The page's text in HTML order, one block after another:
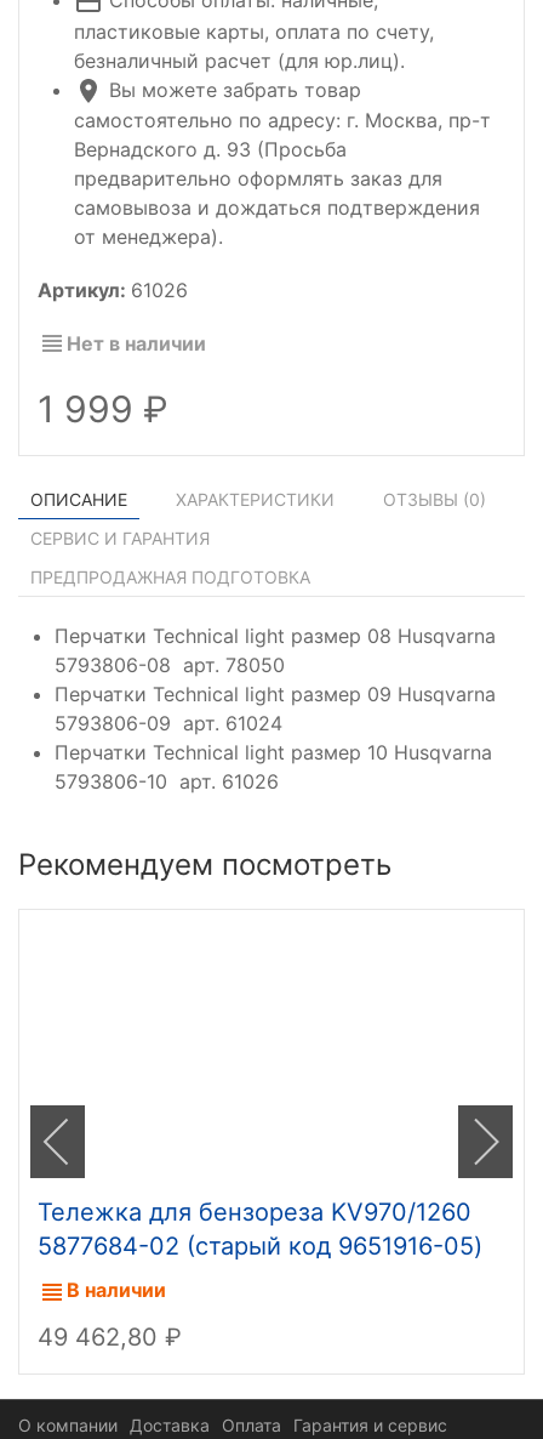
пластиковые карты, оплата по счету,
безналичный расчет (для юр.лиц).
Вы можете забрать товар
самостоятельно по адресу: г. Москва, пр-т
Вернадского д. 93 (Просьба
предварительно оформлять заказ для
самовывоза и дождаться подтверждения
от менеджера).
Артикул: 61026
Нет в наличии
1 999
ОПИСАНИЕ ХАРАКТЕРИСТИКИ ОТЗЫВЫ (0)
СЕРВИС И ГАРАНТИЯ
ПРЕДПРОДАЖНАЯ ПОДГОТОВКА
Перчатки Technical light размер 08 Husqvarna
5793806-08 арт. 78050
Перчатки Technical light размер 09 Husqvarna
5793806-09 арт. 61024
Перчатки Technical light размер 10 Husqvarna
5793806-10 арт. 61026
Рекомендуем посмотреть
Тележка для бензореза KV970/1260
5877684-02 (старый код 9651916-05)
В наличии
49 462,80
О компании Доставка Оплата Гарантия и сервис